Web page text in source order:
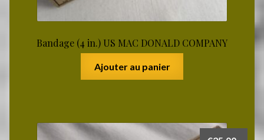
Bandage (4 in.) US MAC DONALD COMPANY
Ajouter au panier